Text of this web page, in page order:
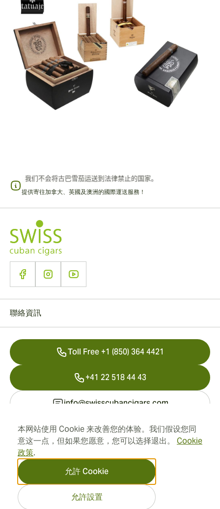
本网站使用 Cookie 来改善您的体验。我们假设您同
意这一点，但如果您愿意，您可以选择退出。 Cookie
政策.
允許 Cookie
允許設置
提供寄往加拿大、英國及澳洲的國際運送服務！
地址
資訊
聯絡資訊
Toll Free +1 (850) 364 4421
+41 22 518 44 43
info@swisscubancigars.com
2026 SwissCubanCigars.hk
— Cigar Group. 所有權利保